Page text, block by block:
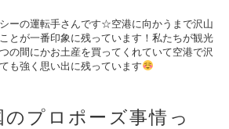
ーの運転手さんです☆空港に向かうまで沢山
とが一番印象に残っています！私たちが観光
の間にかお土産を買ってくれていて空港で沢
も強く思い出に残っています
のプロポーズ事情っ